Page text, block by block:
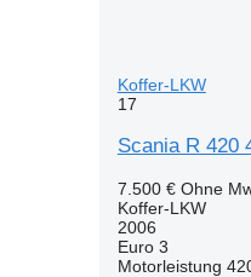
Koffer-LKW
17
Scania R 420
7.500 € Ohne
Koffer-LKW
2006
Euro 3
Motorleistung